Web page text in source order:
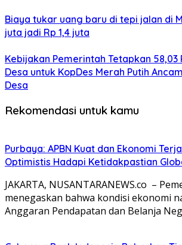
Biaya tukar uang baru di tepi jalan di
juta jadi Rp 1,4 juta
Kebijakan Pemerintah Tetapkan 58,03
Desa untuk KopDes Merah Putih
Desa
Rekomendasi untuk kamu
Purbaya: APBN Kuat dan Ekonomi
Optimistis Hadapi Ketidakpastian
JAKARTA, NUSANTARANEWS.co –
menegaskan bahwa kondisi ekonomi
Anggaran Pendapatan dan Belanja